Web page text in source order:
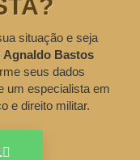
situação e seja
Agnaldo Bastos
seus dados
um especialista em
e direito militar.